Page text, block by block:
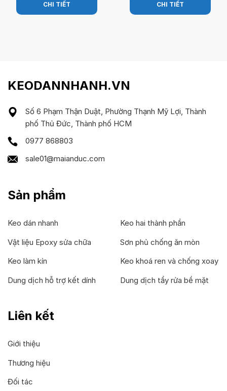
CHI TIẾT CHI TIẾT
KEODANNHANH.VN
Số 6 Phạm Thận Duật, Phường Thạnh Mỹ Lợi, Thành
phố Thủ Đức, Thành phố HCM
0977 868803
sale01@maianduc.com
Sản phẩm
Keo dán nhanh
Keo hai thành phần
Vật liệu Epoxy sửa chữa
Sơn phủ chống ăn mòn
Keo làm kín
Keo khoá ren và chống xoay
Dung dịch hỗ trợ kết dính
Dung dịch tẩy rửa bề mặt
Liên kết
Giới thiệu
Thương hiệu
Đối tác